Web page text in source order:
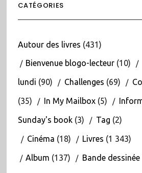
CATÉGORIES
Autour des livres (431)
Bienvenue blogo-lecteur(10)
lundi (90) Challenges (69)
(35) In My Mailbox(5)
Sunday's book(3) Tag (2)
Cinéma (18) Livres (1 343)
Album (137) Bande dessinée